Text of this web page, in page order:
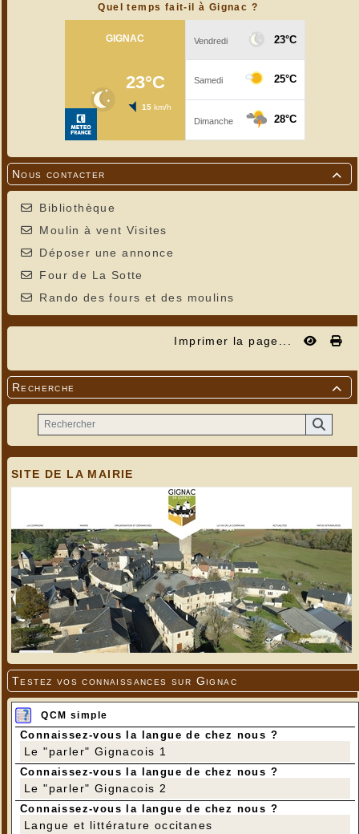
Quel temps fait-il à Gignac ?

Nous contacter
Bibliothèque
Moulin à vent Visites
Déposer une annonce
Four de La Sotte
Rando des fours et des moulins
Imprimer la page...

Recherche
SITE DE LA MAIRIE
Testez vos connaissances sur Gignac
QCM simple
Connaissez-vous la langue de chez nous ?
Le "parler" Gignacois 1
Connaissez-vous la langue de chez nous ?
Le "parler" Gignacois 2
Connaissez-vous la langue de chez nous ?
Langue et littérature occitanes